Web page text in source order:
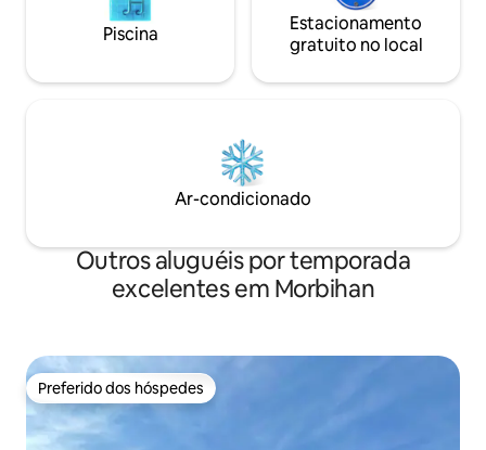
Piscina
Estacionamento
gratuito no local
Ar-condicionado
Outros aluguéis por temporada
excelentes em Morbihan
Preferido dos hóspedes
Preferido dos hóspedes